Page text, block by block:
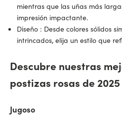
mientras que las uñas más
impresión impactante.
Diseño : Desde colores sólidos
intrincados, elija un estilo que
Descubre nuestras
postizas rosas de
Jugoso